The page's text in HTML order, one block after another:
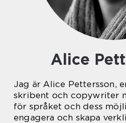
Alice
Jag är Alice Pettersson,
skribent och copywriter
för språket och dess
engagera och skapa